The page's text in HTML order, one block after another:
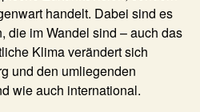
handelt. Dabei sind es
die im Wandel sind – auch das
Klima verändert sich
und den umliegenden
wie auch international.